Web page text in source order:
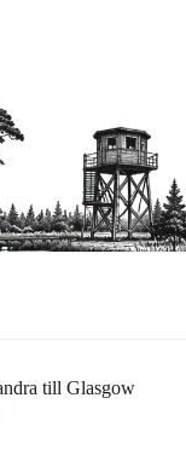
till Glasgow